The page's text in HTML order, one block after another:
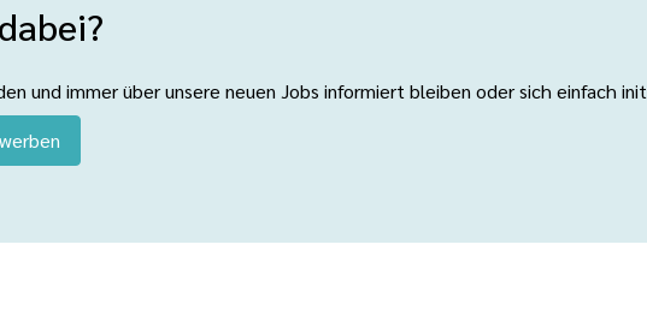
und immer über unsere neuen Jobs informiert bleiben oder sich einfach